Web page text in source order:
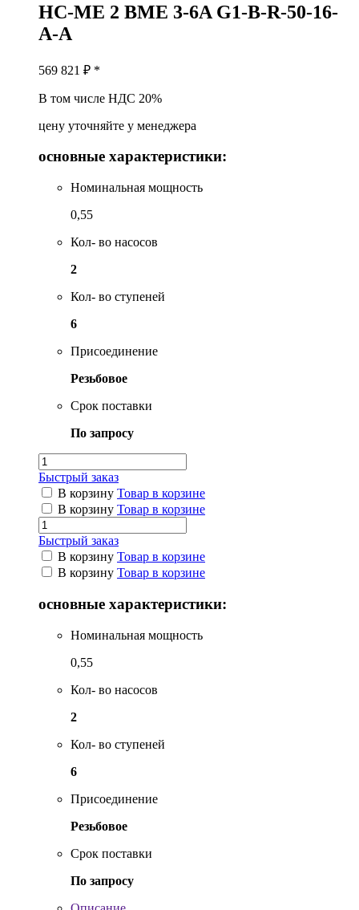
HC-ME 2 BME 3-6A G1-B-R-50-16-
A-A
569 821 ₽ *
В том числе НДС 20%
цену уточняйте у менеджера
основные характеристики:
Номинальная мощность
0,55
Кол- во насосов
2
Кол- во ступеней
6
Присоединение
Резьбовое
Срок поставки
По запросу
Быстрый заказ
В корзину Товар в корзине
В корзину Товар в корзине
Быстрый заказ
В корзину Товар в корзине
В корзину Товар в корзине
основные характеристики:
Номинальная мощность
0,55
Кол- во насосов
2
Кол- во ступеней
6
Присоединение
Резьбовое
Срок поставки
По запросу